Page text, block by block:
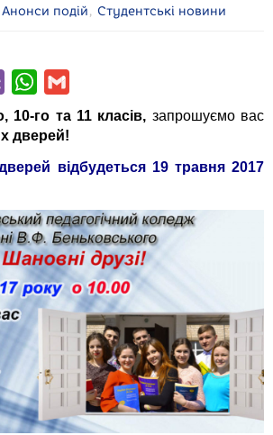
Анонси подій, Студентські новини
b
W
a
t
A
p
p
m
10-го та 11 класів, запрошуємо вас
дверей!
відбудеться 19 травня 2017